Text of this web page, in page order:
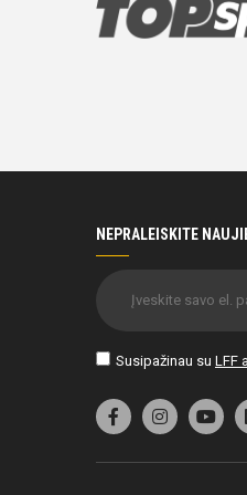
NEPRALEISKITE
Susipažinau su LFF